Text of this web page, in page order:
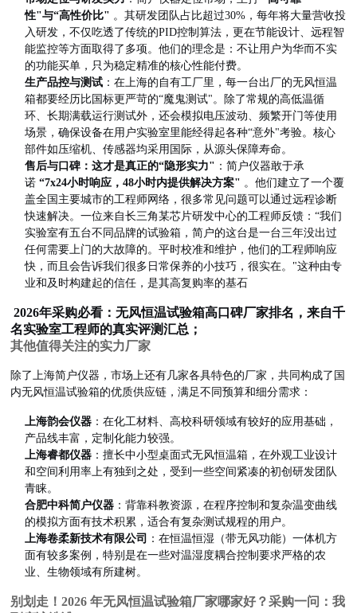
性"与“高性价比" 。其研发团队占比超过30%，每年将大量营收投
入研发，不仅吃透了传统的PID控制算法，更在节能设计、远程智
能监控等方面取得了多项。他们的理念是：不让用户为华而不实
的功能买单，只为稳定精准的核心性能付费。
生产品控与测试 ：在上海的自有工厂里，每一台出厂的无风恒温
箱都要经历比国标更严苛的“魔鬼测试"。除了常规的高低温循
环、长期满载运行测试外，还会模拟电压波动、频繁开门等使用
场景，确保设备在用户实验室里能经得起各种“意外"考验。核心
部件如压缩机、传感器均采用国际，从源头保障寿命。
售后与口碑：这才是真正的“隐形实力" ：简户仪器敢于承
诺“7x24小时响应，48小时内提供解决方案" 。他们建立了一个覆
盖全国主要城市的工程师网络，很多常见问题可以通过远程诊断
快速解决。一位来自长三角某芯片研发中心的工程师反馈：“我们
实验室有五台不同品牌的试验箱，简户的这台是一台三年没出过
任何需要上门的大故障的。平时校准和维护，他们的工程师响应
快，而且会告诉我们很多日常保养的小技巧，很实在。"这种由专
业和及时构建起的信任，是其高复购率的基石
2026年采购必看：无风恒温试验箱高口碑厂家排名，来自千
名实验室工程师的真实评测汇总；
其他值得关注的实力厂家
除了上海简户仪器，市场上还有几家各具特色的厂家，共同构成了国
内无风恒温试验箱的优质供应链，满足不同预算和细分需求：
上海韵会仪器 ：在化工材料、高校科研领域有较好的应用基础，
产品线丰富，定制化能力较强。
上海睿都仪器 ：擅长中小型桌面式无风恒温箱，在外观工业设计
和空间利用率上有独到之处，受到一些空间紧凑的初创研发团队
青睐。
合肥中科简户仪器 ：背靠科教资源，在程序控制和复杂温变曲线
的模拟方面有技术积累，适合有复杂测试规程的用户。
上海卷柔新技术有限公司
：在恒温恒湿（带无风功能）一体机方
面有较多案例，特别是在一些对温湿度耦合控制要求严格的农
业、生物领域有所建树。
别划走！2026 年无风恒温试验箱厂家哪家好？采购一问：我